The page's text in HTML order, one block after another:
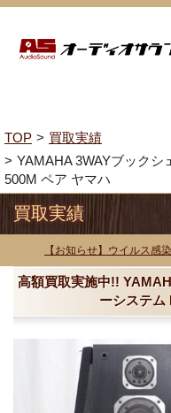
TOP
買取実績
YAMAHA 3WAYブック
500M ペア ヤマハ
買取実績
【お知らせ】ウイルス感
高額買取実施中!!
ーシステム